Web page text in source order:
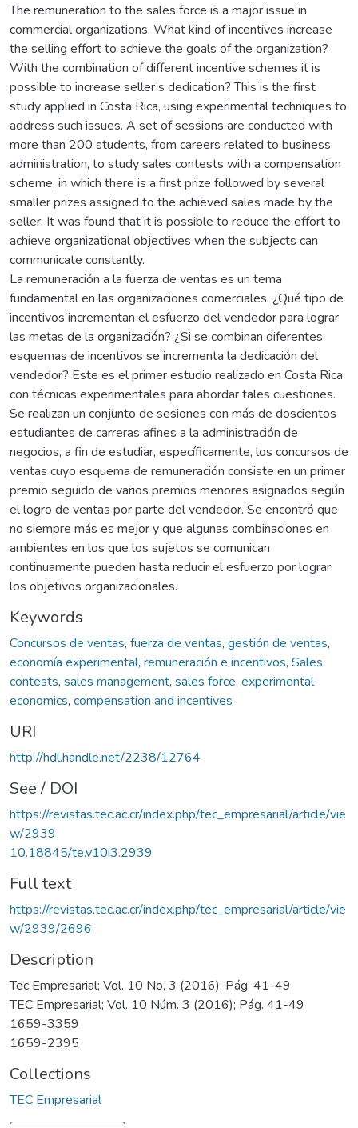
The remuneration to the sales force is a major issue in
commercial organizations. What kind of incentives increase
the selling effort to achieve the goals of the organization?
With the combination of different incentive schemes it is
possible to increase seller’s dedication? This is the first
study applied in Costa Rica, using experimental techniques to
address such issues. A set of sessions are conducted with
more than 200 students, from careers related to business
administration, to study sales contests with a compensation
scheme, in which there is a first prize followed by several
smaller prizes assigned to the achieved sales made by the
seller. It was found that it is possible to reduce the effort to
achieve organizational objectives when the subjects can
communicate constantly.
La remuneración a la fuerza de ventas es un tema
fundamental en las organizaciones comerciales. ¿Qué tipo de
incentivos incrementan el esfuerzo del vendedor para lograr
las metas de la organización? ¿Si se combinan diferentes
esquemas de incentivos se incrementa la dedicación del
vendedor? Este es el primer estudio realizado en Costa Rica
con técnicas experimentales para abordar tales cuestiones.
Se realizan un conjunto de sesiones con más de doscientos
estudiantes de carreras afines a la administración de
negocios, a fin de estudiar, específicamente, los concursos de
ventas cuyo esquema de remuneración consiste en un primer
premio seguido de varios premios menores asignados según
el logro de ventas por parte del vendedor. Se encontró que
no siempre más es mejor y que algunas combinaciones en
ambientes en los que los sujetos se comunican
continuamente pueden hasta reducir el esfuerzo por lograr
los objetivos organizacionales.
Keywords
Concursos de ventas, fuerza de ventas, gestión de ventas,
economía experimental, remuneración e incentivos, Sales
contests, sales management, sales force, experimental
economics, compensation and incentives
URI
http://hdl.handle.net/2238/12764
See / DOI
https://revistas.tec.ac.cr/index.php/tec_empresarial/article/vie
w/2939
10.18845/te.v10i3.2939
Full text
https://revistas.tec.ac.cr/index.php/tec_empresarial/article/vie
w/2939/2696
Description
Tec Empresarial; Vol. 10 No. 3 (2016); Pág. 41-49
TEC Empresarial; Vol. 10 Núm. 3 (2016); Pág. 41-49
1659-3359
1659-2395
Collections
TEC Empresarial